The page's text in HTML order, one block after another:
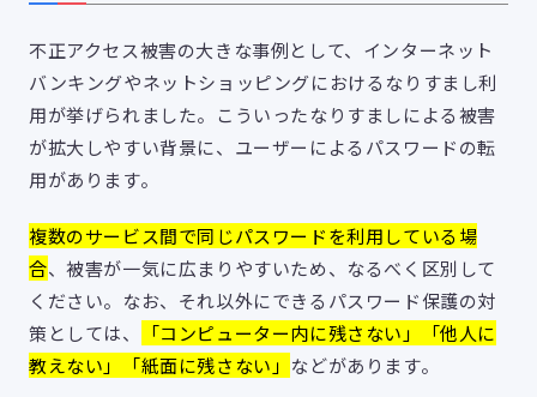
不正アクセス被害の大きな事例として、インターネット
バンキングやネットショッピングにおけるなりすまし利
用が挙げられました。こういったなりすましによる被害
が拡大しやすい背景に、ユーザーによるパスワードの転
用があります。
複数のサービス間で同じパスワードを利用している場
合、被害が一気に広まりやすいため、なるべく区別して
ください。なお、それ以外にできるパスワード保護の対
策としては、
「コンピューター内に残さない」「他人に
教えない」「紙面に残さない」 などがあります。